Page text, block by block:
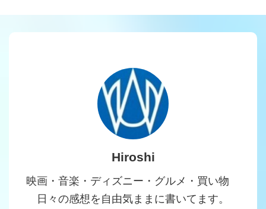
Hiroshi
映画・音楽・ディズニー・グルメ・買い物
日々の感想を自由気ままに書いてます。